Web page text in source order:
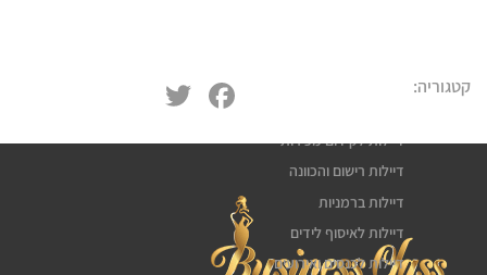
קטגוריה: Facebook
דיילות לקידום מכירות
דיילות רישום והכוונה
דיילות ברמניות
דיילות לאיסוף לידים
דיילות לכנסים ואירועים